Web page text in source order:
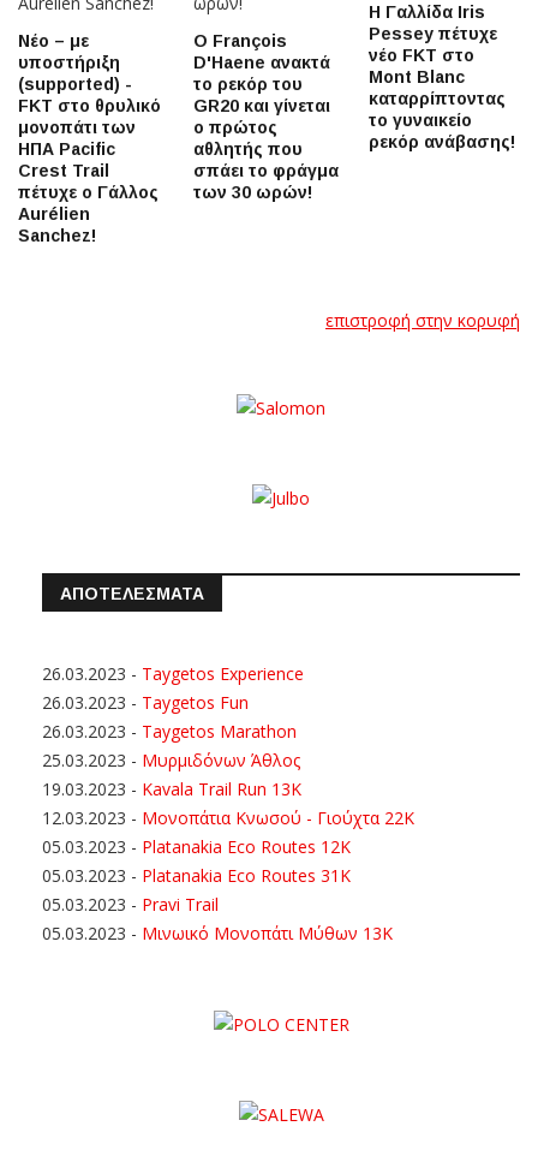
Νέο – με
υποστήριξη
(supported) -
FKT στο θρυλικό
μονοπάτι των
ΗΠΑ Pacific
Crest Trail
πέτυχε ο Γάλλος
Aurélien
Sanchez!
Ο François
D'Haene ανακτά
το ρεκόρ του
GR20 και γίνεται
ο πρώτος
αθλητής που
σπάει το φράγμα
των 30 ωρών!
Η Γαλλίδα Iris
Pessey πέτυχε
νέο FKT στο
Mont Blanc
καταρρίπτοντας
το γυναικείο
ρεκόρ ανάβασης!
επιστροφή στην κορυφή
ΑΠΟΤΕΛΕΣΜΑΤΑ
26.03.2023 - Taygetos Experience
26.03.2023 - Taygetos Fun
26.03.2023 - Taygetos Marathon
25.03.2023 - Μυρμιδόνων Άθλος
19.03.2023 - Kavala Trail Run 13K
12.03.2023 - Μονοπάτια Κνωσού - Γιούχτα 22Κ
05.03.2023 - Platanakia Eco Routes 12K
05.03.2023 - Platanakia Eco Routes 31K
05.03.2023 - Pravi Trail
05.03.2023 - Μινωικό Μονοπάτι Μύθων 13Κ